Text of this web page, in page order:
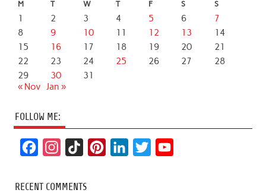
M T W T F S S
1 2 3 4 5 6
7
8
9 10 11 12 13
14
15
16 17 18 19 20
21
22
23 24 25 26 27
28
29
30
31
« Nov Jan »
FOLLOW ME:
c
s
k
RECENT COMMENTS